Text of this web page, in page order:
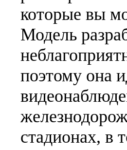
которые вы
Модель
поэтому она
стадионах, в